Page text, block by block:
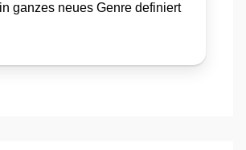
ganzes neues Genre definiert